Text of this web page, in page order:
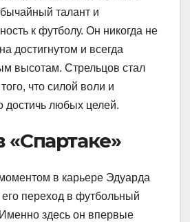
талант и
к футболу. Он никогда не
достигнутом и всегда
высотам. Стрельцов стал
что силой воли и
достичь любых целей.
в карьере Эдуарда
переход в футбольный
здесь он впервые